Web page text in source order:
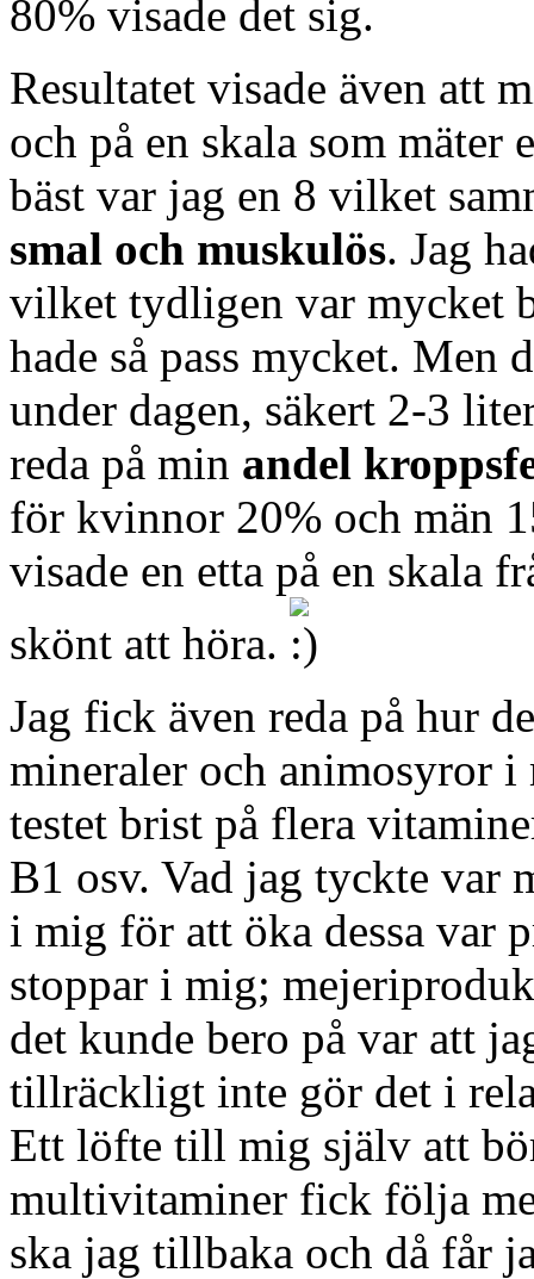
80% visade det sig.
Resultatet visade även att
och på en skala som mäter
bäst var jag en 8 vilket
smal och muskulös. Jag
vilket tydligen var mycket
hade så pass mycket. Men
under dagen, säkert 2-3
reda på min andel
för kvinnor 20% och män
visade en etta på en skala
skönt att höra.
Jag fick även reda på hur
mineraler och animosyror
testet brist på flera
B1 osv. Vad jag tyckte var
i mig för att öka dessa var
stoppar i mig;
det kunde bero på var att
tillräckligt inte gör det i
Ett löfte till mig själv att
multivitaminer fick följa
ska jag tillbaka och då får